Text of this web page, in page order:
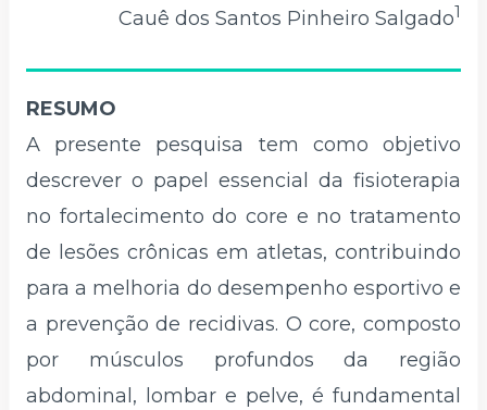
Cauê dos Santos Pinheiro Salgado1
RESUMO
A presente pesquisa tem como objetivo
descrever o papel essencial da fisioterapia
no fortalecimento do core e no tratamento
de lesões crônicas em atletas, contribuindo
para a melhoria do desempenho esportivo e
a prevenção de recidivas. O core, composto
por músculos profundos da região
abdominal, lombar e pelve, é fundamental